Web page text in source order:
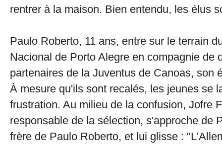
rentrer à la maison. Bien entendu, les élus
Paulo Roberto, 11 ans, entre sur le terrain
Nacional de Porto Alegre en compagnie de
partenaires de la Juventus de Canoas, son
À mesure qu'ils sont recalés, les jeunes se
frustration. Au milieu de la confusion, Jofre
responsable de la sélection, s'approche de
frère de Paulo Roberto, et lui glisse :